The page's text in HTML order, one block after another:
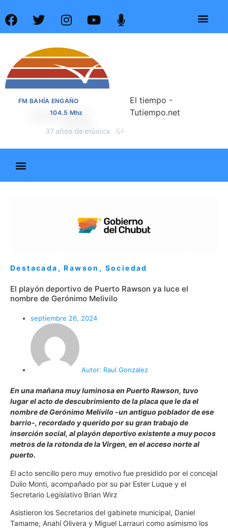
FM BAHÍA ENGAÑO
104.5 Mhz
37 años de noticias 📰
El tiempo -
Tutiempo.net
Destacada ,Rawson , Sociedad
El playón deportivo de Puerto Rawson ya luce el
nombre de Gerónimo Melivilo
septiembre 26, 2024
Autor: Raul Gonzalez
En una mañana muy luminosa en Puerto Rawson, tuvo
lugar el acto de descubrimiento de la placa que le da el
nombre de Gerónimo Melivilo -un antiguo poblador de ese
barrio-, recordado y querido por su gran trabajo de
inserción social, al playón deportivo existente a muy pocos
metros de la rotonda de la Virgen, en el acceso norte al
puerto.
El acto sencillo pero muy emotivo fue presidido por el concejal
Dulio Monti, acompañado por su par Ester Luque y el
Secretario Legislativo Brian Wirz
Asistieron los Secretarios del gabinete municipal, Daniel
Tamame, Anahí Olivera y Miguel Larrauri como asimismo los